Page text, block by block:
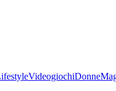
VideogiochiDonne